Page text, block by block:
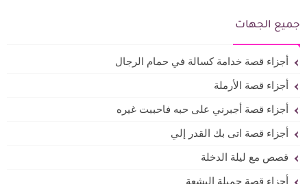
جميع الجهات
أجزاء قصة خدامة كسالة في حمام الرجال
أجزاء قصة الأرملة
أجزاء قصة أجبرني على حبه فاحببت غيره
أجزاء قصة اتى بك القدر إلي
قصص مع ليلة الدخلة
أجزاء قصة جميلة البشعة